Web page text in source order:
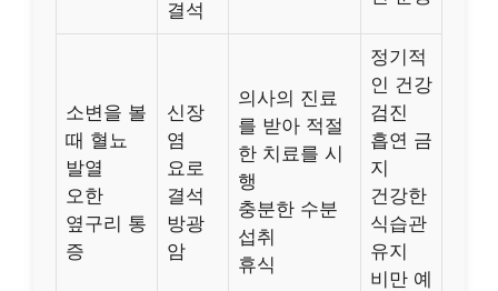
결석
소변을 볼
때 혈뇨
발열
오한
옆구리 통
증
신장
염
요로
결석
방광
암
의사의 진료
를 받아 적절
한 치료를 시
행
충분한 수분
섭취
휴식
정기적
인 건강
검진
흡연 금
지
건강한
식습관
유지
비만 예